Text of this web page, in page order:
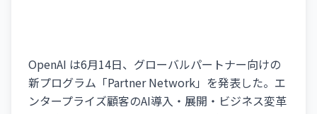
OpenAI は6月14日、グローバルパートナー向けの
新プログラム「Partner Network」を発表した。エ
ンタープライズ顧客のAI導入・展開・ビジネス変革